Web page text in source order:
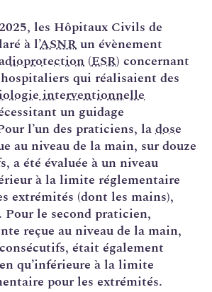
les Hôpitaux Civils de
à l’ASNRun évènement
(ESR) concernant
qui réalisaient des
interventionnelle
un guidage
l’un des praticiens, ladose
au niveau de la main, sur douze
a été évaluée à un niveau
à la limite réglementaire
extrémités (dont les mains),
Pour le second praticien,
reçue au niveau de la main,
était également
qu’inférieure à la limite
pour les extrémités.